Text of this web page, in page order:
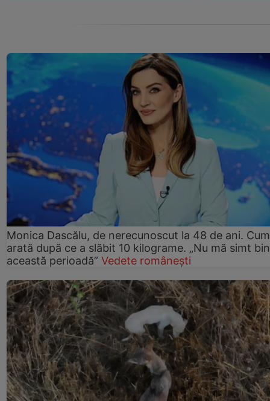
Monica Dascălu, de nerecunoscut la 48 de ani. Cum
arată după ce a slăbit 10 kilograme. „Nu mă simt
această perioadă” Vedete românești